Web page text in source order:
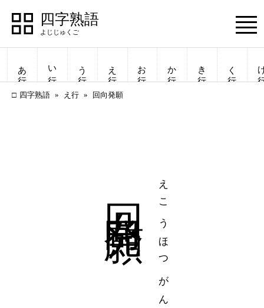
四字熟語
四字熟語
一覧表示
Menu
あ行 い行 う行 え行 お行 か行 き行 く行
四字熟語 え行 回向発願
えこうほつがん
四字熟語
一覧表示